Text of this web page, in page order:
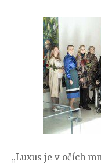
„Luxus je v očích